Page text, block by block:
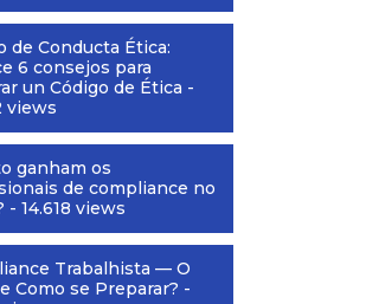
de Conducta Ética:
6 consejos para
un Código de Ética -
views
ganham os
de compliance no
- 14.618 views
Trabalhista — O
Como se Preparar? -